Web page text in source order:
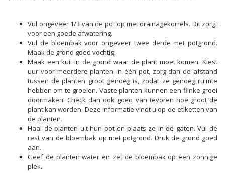
Vul ongeveer 1/3 van de pot op met drainagekorrels. Dit zorgt
voor een goede afwatering.
Vul de bloembak voor ongeveer twee derde met potgrond.
Maak de grond goed vochtig.
Maak een kuil in de grond waar de plant moet komen. Kiest
uur voor meerdere planten in één pot, zorg dan de afstand
tussen de planten groot genoeg is, zodat ze genoeg ruimte
hebben om te groeien. Vaste planten kunnen een flinke groei
doormaken. Check dan ook goed van tevoren hoe groot de
plant kan worden. Deze informatie vindt u op de etiketten van
de planten.
Haal de planten uit hun pot en plaats ze in de gaten. Vul de
rest van de bloembak op met potgrond. Druk de grond goed
aan.
Geef de planten water en zet de bloembak op een zonnige
plek.